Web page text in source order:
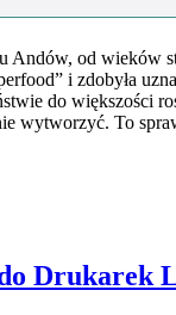
Andów, od
i zdobyła
do większości
wytworzyć. To
Drukarek